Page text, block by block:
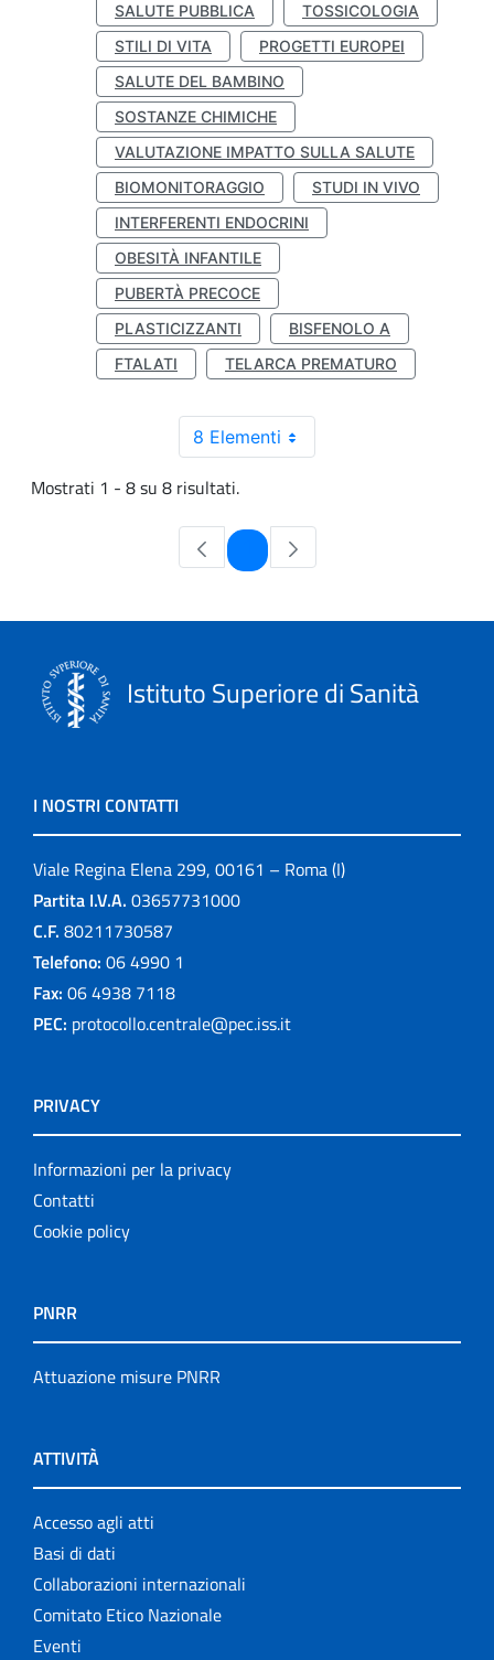
SALUTE PUBBLICA
TOSSICOLOGIA
STILI DI VITA
PROGETTI EUROPEI
SALUTE DEL BAMBINO
SOSTANZE CHIMICHE
VALUTAZIONE IMPATTO SULLA SALUTE
BIOMONITORAGGIO
STUDI IN VIVO
INTERFERENTI ENDOCRINI
OBESITÀ INFANTILE
PUBERTÀ PRECOCE
PLASTICIZZANTI
BISFENOLO A
FTALATI
TELARCA PREMATURO
8 Elementi
Mostrati 1 - 8 su 8 risultati.
Pagina
Istituto Superiore di Sanità
I NOSTRI CONTATTI
Viale Regina Elena 299, 00161 – Roma (I)
Partita I.V.A. 03657731000
C.F. 80211730587
Telefono: 06 4990 1
Fax: 06 4938 7118
PEC: protocollo.centrale@pec.iss.it
PRIVACY
Informazioni per la privacy
Contatti
Cookie policy
PNRR
Attuazione misure PNRR
ATTIVITÀ
Accesso agli atti
Basi di dati
Collaborazioni internazionali
Comitato Etico Nazionale
Eventi